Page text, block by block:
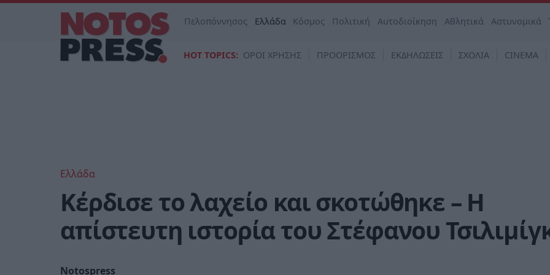
Πελοπόννησος Ελλάδα Κόσμος Πολιτική Αυτοδιοίκηση Αθλητικά Αστυνομικά
HOT TOPICS: ΟΡΟΙ ΧΡΗΣΗΣ ΠΡΟΟΡΙΣΜΟΣ ΕΚΔΗΛΩΣΕΙΣ ΣΧΟΛΙΑ CINEMA
Ελλάδα
Κέρδισε το λαχείο και σκοτώθηκε – H
απίστευτη ιστορία του Στέφανου
Notospress